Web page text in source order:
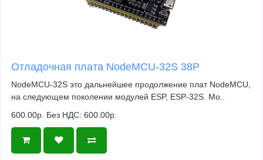
Отладочная плата NodeMCU-32S 38P
NodeMCU-32S это дальнейшее продолжение плат NodeMCU,
на следующем поколении модулей ESP, ESP-32S. Мо..
600.00р. Без НДС: 600.00р.